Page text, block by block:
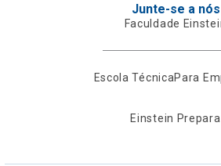
Junte-se a nós
Faculdade
Escola TécnicaPara
Einstein Prepara